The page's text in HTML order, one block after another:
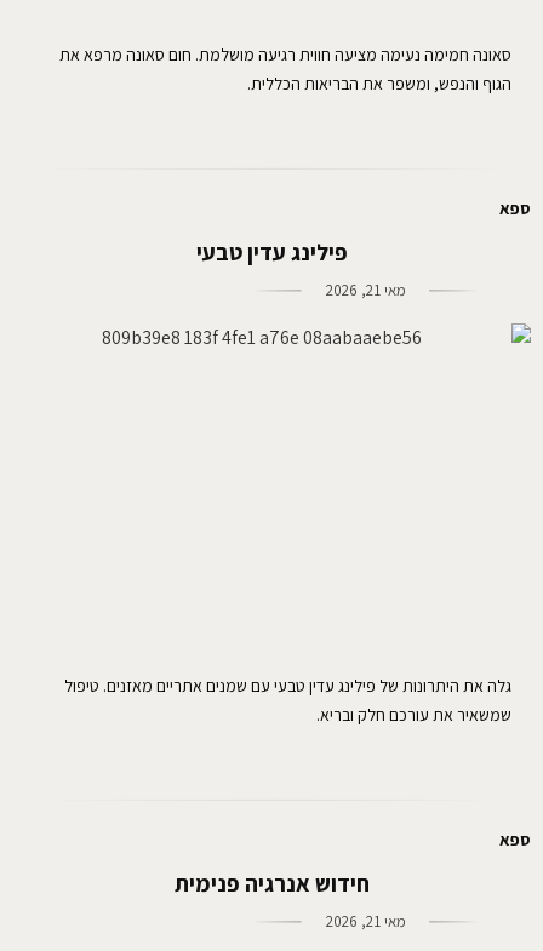
סאונה חמימה נעימה מציעה חווית רגיעה מושלמת. חום סאונה מרפא את
הגוף והנפש, ומשפר את הבריאות הכללית.
ספא
פילינג עדין טבעי
מאי 21, 2026
גלה את היתרונות של פילינג עדין טבעי עם שמנים אתריים מאזנים. טיפול
שמשאיר את עורכם חלק ובריא.
ספא
חידוש אנרגיה פנימית
מאי 21, 2026